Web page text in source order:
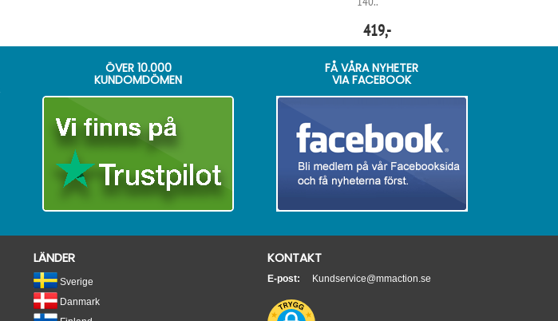
419,-
ÖVER 10.000
KUNDOMDÖMEN
FÅ VÅRA NYHETER
VIA FACEBOOK
LÄNDER
Sverige
Danmark
KONTAKT
E-post: Kundservice@mmaction.se